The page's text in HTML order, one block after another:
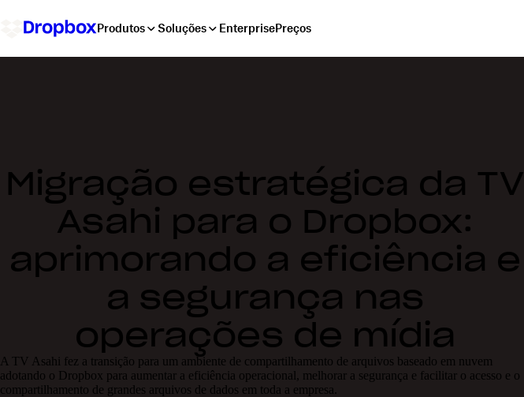
Produtos Soluções EnterprisePreços
Migração estratégica da TV
Asahi para o Dropbox:
aprimorando a eficiência e
a segurança nas
operações de mídia
A TV Asahi fez a transição para um ambiente de compartilhamento de arquivos baseado em nuvem
adotando o Dropbox para aumentar a eficiência operacional, melhorar a segurança e facilitar o acesso e o
compartilhamento de grandes arquivos de dados em toda a empresa.